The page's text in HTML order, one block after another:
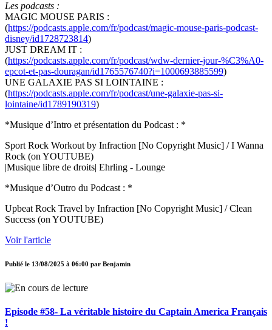
Les podcasts :
MAGIC MOUSE PARIS :
(https://podcasts.apple.com/fr/podcast/magic-mouse-paris-podcast-
disney/id1728723814)
JUST DREAM IT :
(https://podcasts.apple.com/fr/podcast/wdw-dernier-jour-%C3%A0-
epcot-et-pas-douragan/id1765576740?i=1000693885599)
UNE GALAXIE PAS SI LOINTAINE :
(https://podcasts.apple.com/fr/podcast/une-galaxie-pas-si-
lointaine/id1789190319)
*Musique d’Intro et présentation du Podcast : *
Sport Rock Workout by Infraction [No Copyright Music] / I Wanna
Rock (on YOUTUBE)
|Musique libre de droits| Ehrling - Lounge
*Musique d’Outro du Podcast : *
Upbeat Rock Travel by Infraction [No Copyright Music] / Clean
Success (on YOUTUBE)
Voir l'article
Publié le 13/08/2025 à 06:00 par Benjamin
Episode #58- La véritable histoire du Captain America Français
!